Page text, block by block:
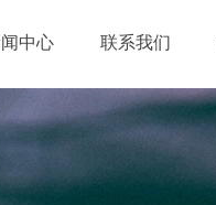
中心 联系我们